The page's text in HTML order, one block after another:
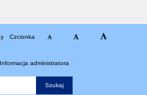
Czcionka
administratora